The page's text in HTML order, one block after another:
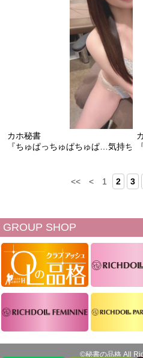
カホ秘書
『ちゅぱっちゅぱちゅぱ…気持ち
<< < 1 2 3
GROUP SHOP
©秘書の品格 All